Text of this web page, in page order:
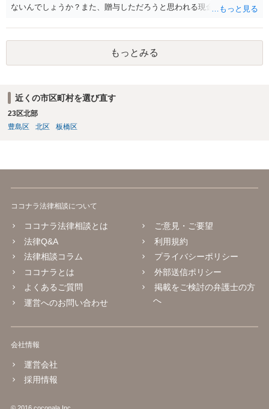
ないんでしょうか？また、贈与しただろうと思われる現金の引き出し
うか？ 保険は原則として受取人のものですが、遺産全体での保険金
の割合が高い場合、掛け金が一括払いで、保険金が掛け金の額と同様
の額の場合などは特別受益として遺留分の対象となる可能性がありま
す。 多額の現金の引き出しは、相手に渡ったかどうか、そのとき父
もっとみる
近くの市区町村を選び直す
23区北部
豊島区
北区 板橋区
ココナラ法律相談について
ココナラ法律相談とは
法律Q&A
法律相談コラム
ココナラとは
よくあるご質問
運営へのお問い合わせ
ご意見・ご要望
利用規約
プライバシーポリシー
外部送信ポリシー
掲載をご検討の弁護士の方
へ
会社情報
運営会社
採用情報